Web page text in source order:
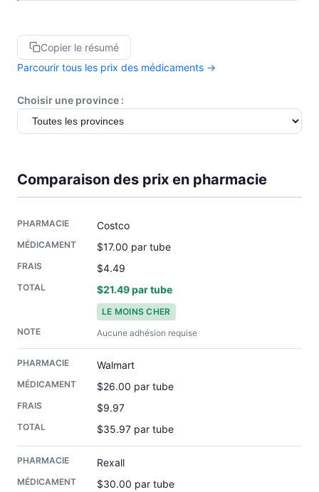
Copier le résumé
Parcourir tous les prix des médicaments →
Choisir une province :
Comparaison des prix en pharmacie
Costco
$17.00 par tube
$4.49
$21.49 par tube
LE MOINS CHER
Aucune adhésion requise
Walmart
$26.00 par tube
$9.97
$35.97 par tube
Rexall
$30.00 par tube